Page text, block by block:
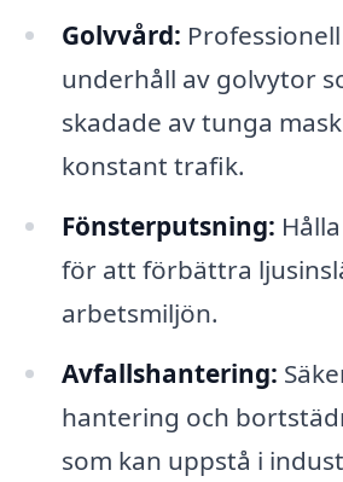
Golvvård:
underhåll av golvytor
skadade av tunga
konstant trafik.
Fönsterputsning:
för att förbättra
arbetsmiljön.
Avfallshantering:
hantering och
som kan uppstå i